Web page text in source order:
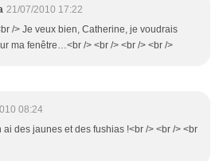
21/07/2010 17:22
/> Je veux bien, Catherine, je voudrais
ma fenêtre…<br /> <br /> <br /> <br />
08:24
ai des jaunes et des fushias !<br /> <br /> <br